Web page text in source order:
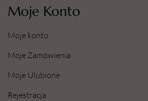
Moje Konto
Moje konto
Moje Zamówienia
Moje Ulubione
Rejestracja